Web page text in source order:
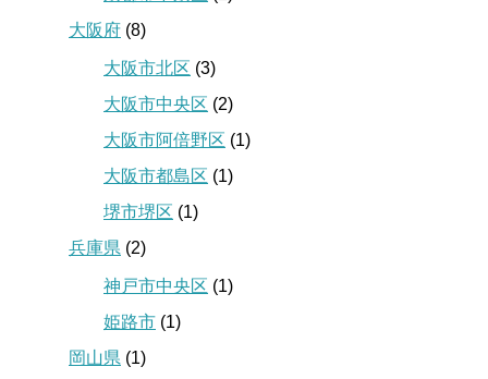
大阪府 (8)
大阪市北区 (3)
大阪市中央区 (2)
大阪市阿倍野区 (1)
大阪市都島区 (1)
堺市堺区 (1)
兵庫県 (2)
神戸市中央区 (1)
姫路市 (1)
岡山県 (1)